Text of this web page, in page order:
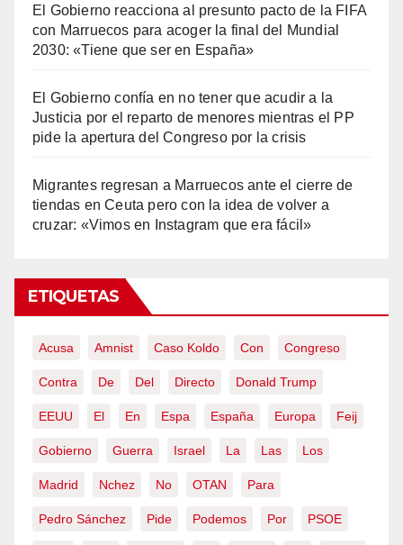
El Gobierno reacciona al presunto pacto de la FIFA
con Marruecos para acoger la final del Mundial
2030: «Tiene que ser en España»
El Gobierno confía en no tener que acudir a la
Justicia por el reparto de menores mientras el PP
pide la apertura del Congreso por la crisis
Migrantes regresan a Marruecos ante el cierre de
tiendas en Ceuta pero con la idea de volver a
cruzar: «Vimos en Instagram que era fácil»
ETIQUETAS
Acusa Amnist Caso Koldo Con Congreso
Contra De Del Directo Donald Trump
EEUU El En Espa España Europa Feij
Gobierno Guerra Israel La Las Los
Madrid Nchez No OTAN Para
Pedro Sánchez Pide Podemos Por PSOE